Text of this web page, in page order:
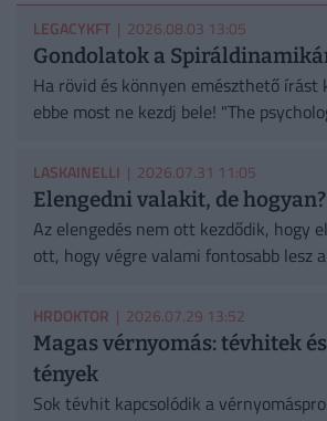
LEGACYKFT | 2026.08.03 13:05
Gondolatok a
Ha rövid és könnyen emészthető írást
ebbe most ne kezdj bele! "The
LASKAINELLI | 2026.07.31 11:05
Elengedni valakit, de hogyan?
Az elengedés nem ott kezdődik, hogy
ott, hogy végre valami fontosabb lesz a
HRDOKTOR | 2026.07.29 13:52
Magas vérnyomás: tévhitek
tények
Sok tévhit kapcsolódik a